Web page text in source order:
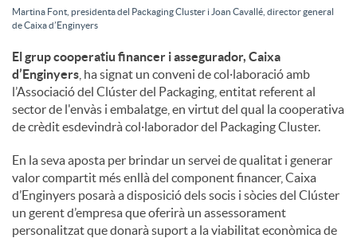
l
s
Martina Font, presidenta del Packaging Cluster i Joan Cavallé, director general
de Caixa d’Enginyers
El grup cooperatiu financer i assegurador, Caixa
d’Enginyers , ha signat un conveni de col·laboració amb
l’Associació del Clúster del Packaging, entitat referent al
sector de l'envàs i embalatge, en virtut del qual la cooperativa
de crèdit esdevindrà col·laborador del Packaging Cluster.
En la seva aposta per brindar un servei de qualitat i generar
valor compartit més enllà del component financer, Caixa
d’Enginyers posarà a disposició dels socis i sòcies del Clúster
un gerent d’empresa que oferirà un assessorament
personalitzat que donarà suport a la viabilitat econòmica de